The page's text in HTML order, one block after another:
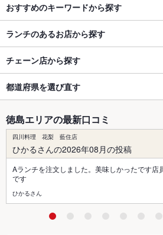
おすすめのキーワードから探す
ランチのあるお店から探す
チェーン店から探す
都道府県を選び直す
徳島エリアの最新口コミ
四川料理 花梨 藍住店
ひかるさんの2026年08月の投稿
Aランチを注文しました。美味しかったです店
です
ひかるさん